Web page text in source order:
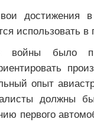
достижения в
использовать
войны было
опыт
должны
первого